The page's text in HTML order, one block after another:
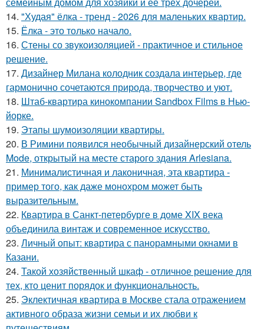
14. "Худая" ёлка - тренд - 2026 для маленьких квартир.
15. Ёлка - это только начало.
16. Стены со звукоизоляцией - практичное и стильное
решение.
17. Дизайнер Милана колодник создала интерьер, где
гармонично сочетаются природа, творчество и уют.
18. Штаб-квартира кинокомпании Sandbox Films в Нью-
йорке.
19. Этапы шумоизоляции квартиры.
20. В Римини появился необычный дизайнерский отель
Mode, открытый на месте старого здания Arlesiana.
21. Минималистичная и лаконичная, эта квартира -
пример того, как даже монохром может быть
выразительным.
22. Квартира в Санкт-петербурге в доме XIX века
объединила винтаж и современное искусство.
23. Личный опыт: квартира с панорамными окнами в
Казани.
24. Такой хозяйственный шкаф - отличное решение для
тех, кто ценит порядок и функциональность.
25. Эклектичная квартира в Москве стала отражением
активного образа жизни семьи и их любви к